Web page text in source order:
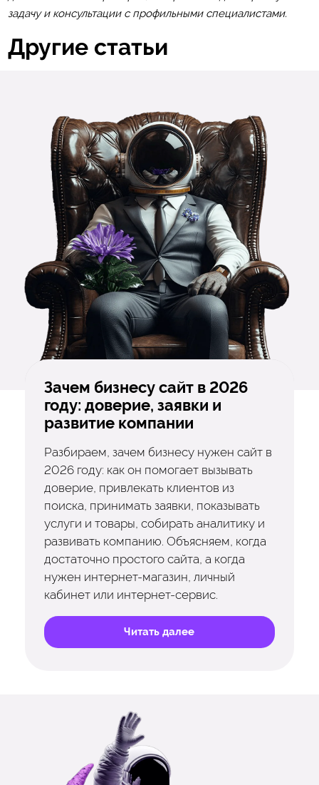
задачу и консультации с профильными специалистами.
Другие статьи
Зачем бизнесу сайт в 2026
году: доверие, заявки и
развитие компании
Разбираем, зачем бизнесу нужен сайт в
2026 году: как он помогает вызывать
доверие, привлекать клиентов из
поиска, принимать заявки, показывать
услуги и товары, собирать аналитику и
развивать компанию. Объясняем, когда
достаточно простого сайта, а когда
нужен интернет-магазин, личный
кабинет или интернет-сервис.
Читать далее